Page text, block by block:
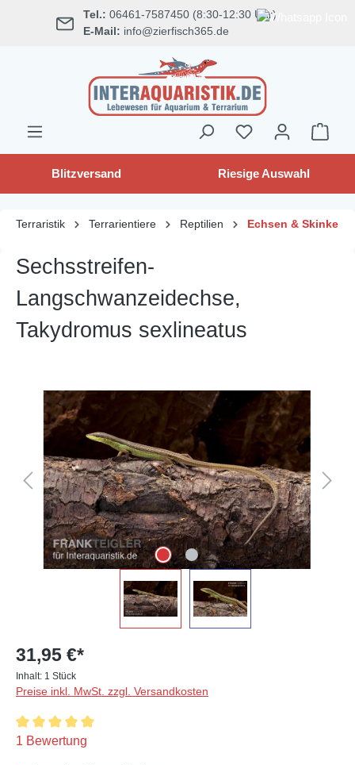
springen Tel.: 06461-7587450 (8:30-12:30 Uhr)
E-Mail: info@zierfisch365.de
Blitzversand Riesige Auswahl
Terraristik Terrarientiere Reptilien Echsen & Skinke
Sechsstreifen-
Langschwanzeidechse,
Takydromus sexlineatus
Bildergalerie überspringen
31,95 €*
Inhalt: 1 Stück
Preise inkl. MwSt. zzgl. Versandkosten
Durchschnittliche Bewertung von 5 von 5 Sternen
1 Bewertung